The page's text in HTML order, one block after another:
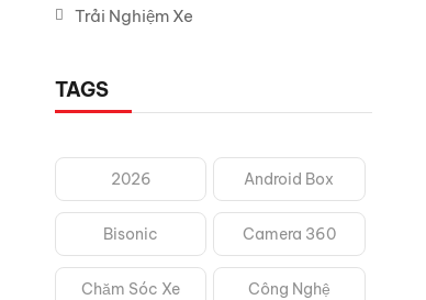
Trải Nghiệm Xe
TAGS
2026 Android Box
Bisonic Camera 360
Chăm Sóc Xe Công Nghệ